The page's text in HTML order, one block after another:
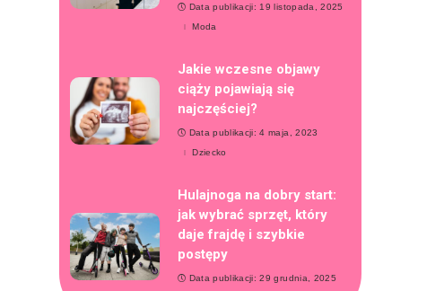
Data publikacji: 19 listopada, 2025
Moda
Jakie wczesne objawy
ciąży pojawiają się
najczęściej?
Data publikacji: 4 maja, 2023
Dziecko
Hulajnoga na dobry start:
jak wybrać sprzęt, który
daje frajdę i szybkie
postępy
Data publikacji: 29 grudnia, 2025